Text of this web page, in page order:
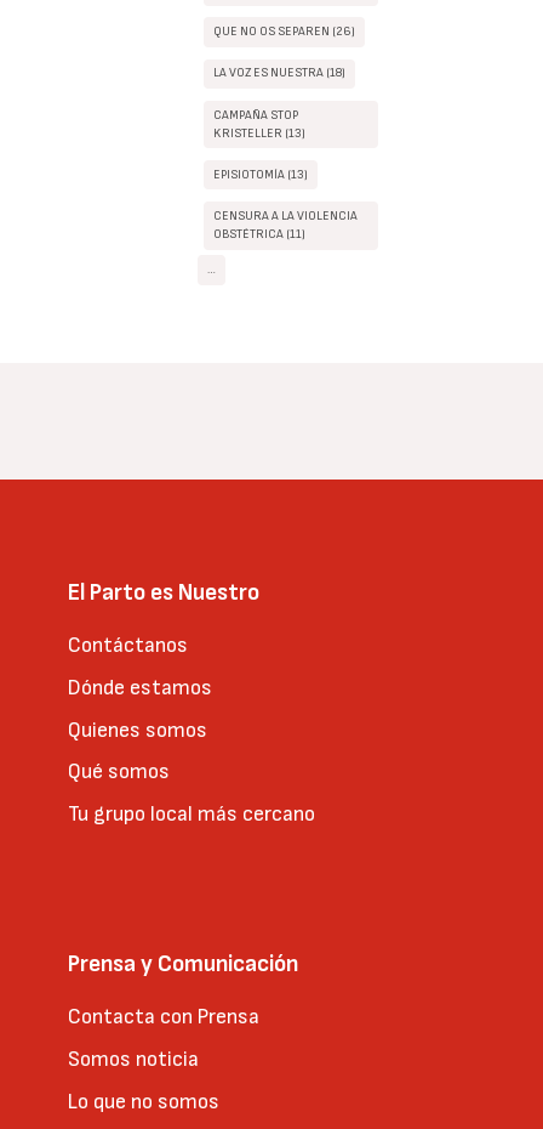
QUE NO OS SEPAREN (26)
LA VOZ ES NUESTRA (18)
CAMPAÑA STOP
KRISTELLER (13)
EPISIOTOMÍA (13)
CENSURA A LA VIOLENCIA
OBSTÉTRICA (11)
…
El Parto es Nuestro
Contáctanos
Dónde estamos
Quienes somos
Qué somos
Tu grupo local más cercano
Prensa y Comunicación
Contacta con Prensa
Somos noticia
Lo que no somos